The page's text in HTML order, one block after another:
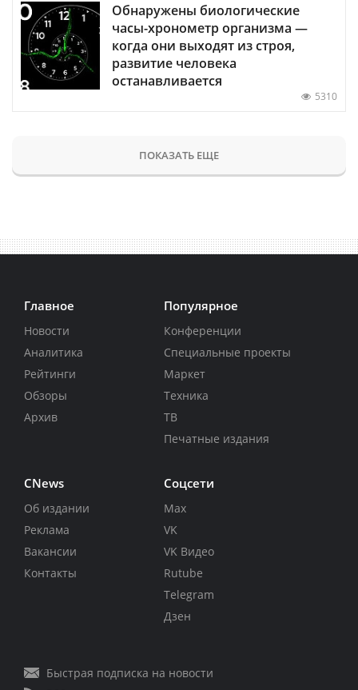
Обнаружены биологические
часы-хронометр организма —
когда они выходят из строя,
развитие человека
останавливается
5310
ПОКАЗАТЬ ЕЩЕ
Главное
Новости
Аналитика
Рейтинги
Обзоры
Архив
Популярное
Конференции
Специальные проекты
Маркет
Техника
ТВ
Печатные издания
CNews
Об издании
Реклама
Вакансии
Контакты
Соцсети
Max
VK
VK Видео
Rutube
Telegram
Дзен
Быстрая подписка на новости